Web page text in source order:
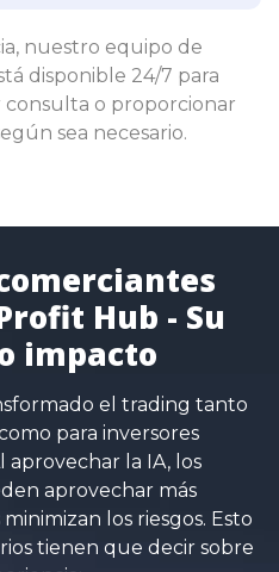
nuestro equipo de
disponible 24/7 para
o proporcionar
sea necesario.
Hub - Su
impacto
el trading tanto
para inversores
aprovechar la IA, los
aprovechar más
los riesgos. Esto
tienen que decir sobre